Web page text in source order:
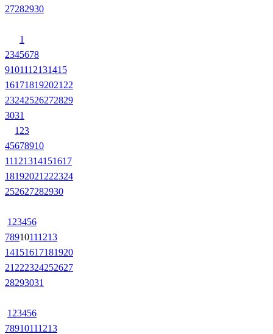
27282930
1
2345678
9101112131415
161718192021 22
23242526272829
3031
1 23
45678910
11121314151617
18192021 222324
252627282930
1 23456
78910111213
14151617181920
21 222324252627
28293031
1 23456
78910111213